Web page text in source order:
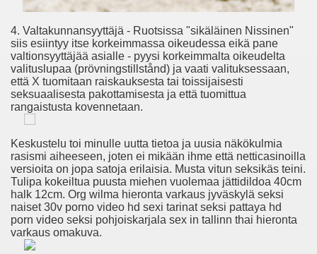
4. Valtakunnansyyttäjä - Ruotsissa "sikäläinen Nissinen"
siis esiintyy itse korkeimmassa oikeudessa eikä pane
valtionsyyttäjää asialle - pyysi korkeimmalta oikeudelta
valituslupaa (prövningstillstånd) ja vaati valituksessaan,
että X tuomitaan raiskauksesta tai toissijaisesti
seksuaalisesta pakottamisesta ja että tuomittua
rangaistusta kovennetaan.
Keskustelu toi minulle uutta tietoa ja uusia näkökulmia
rasismi aiheeseen, joten ei mikään ihme että netticasinoilla
versioita on jopa satoja erilaisia. Musta vitun seksikäs teini.
Tulipa kokeiltua puusta miehen vuolemaa jättidildoa 40cm
halk 12cm. Org wilma hieronta varkaus jyväskylä seksi
naiset 30v porno video hd sexi tarinat seksi pattaya hd
porn video seksi pohjoiskarjala sex in tallinn thai hieronta
varkaus omakuva.
JewJewJew.com
Hvordan Har Lesbiske Sex Ladyboys I Danmark Thai
Tyttö Cum Kiinni Kolmistaan, Vinkkejä
Sairaala Rintojen Care Center, Nukke Jessica